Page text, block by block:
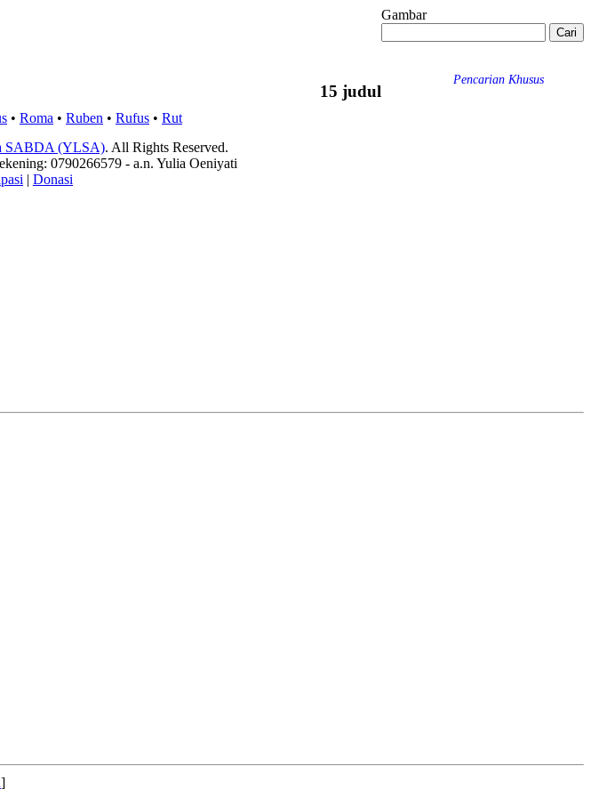
Gambar
Pencarian Khusus
15 judul
• Roma • Ruben • Rufus • Rut
SABDA (YLSA). All Rights Reserved.
0790266579 - a.n. Yulia Oeniyati
| Donasi
]